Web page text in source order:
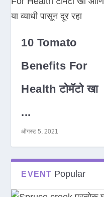
10 Tomato
Benefits For
Health टोमॅटो खा
...
ऑगस्ट 5, 2021
EVENT Popular